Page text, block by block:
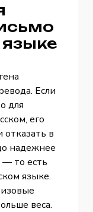
Если
для
его
отказать в
надежнее
то есть
языке.
веса.